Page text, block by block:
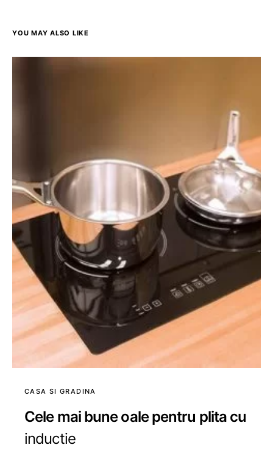
YOU MAY ALSO LIKE
CASA SI GRADINA
Cele mai bune oale pentru plita cu
inductie